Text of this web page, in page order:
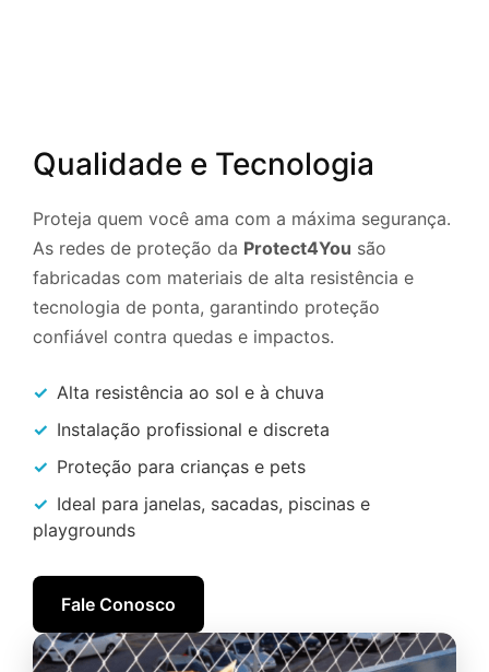
Qualidade e Tecnologia
Proteja quem você ama com a máxima segurança.
As redes de proteção da Protect4You são
fabricadas com materiais de alta resistência e
tecnologia de ponta, garantindo proteção
confiável contra quedas e impactos.
✓ Alta resistência ao sol e à chuva
✓ Instalação profissional e discreta
✓ Proteção para crianças e pets
✓ Ideal para janelas, sacadas, piscinas e
playgrounds
Fale Conosco